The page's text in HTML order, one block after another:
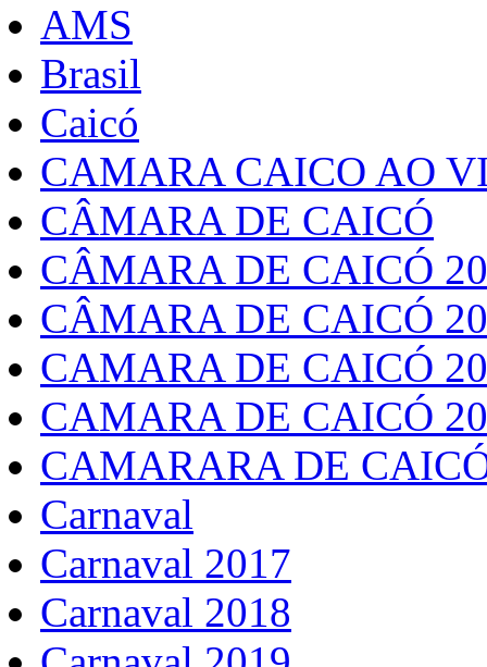
AMS
Brasil
Caicó
CAMARA CAICO AO
CÂMARA DE CAICÓ
CÂMARA DE CAICÓ
CÂMARA DE CAICÓ
CAMARA DE CAICÓ
CAMARA DE CAICÓ
CAMARARA DE
Carnaval
Carnaval 2017
Carnaval 2018